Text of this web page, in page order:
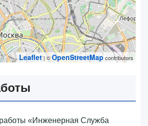
Leaflet | ©OpenStreetMap contributors
«‎Инженерная Служба